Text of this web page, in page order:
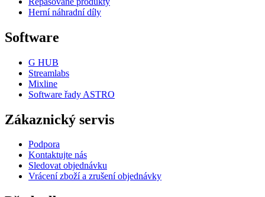
Herní náhradní díly
Software
G HUB
Streamlabs
Mixline
Software řady ASTRO
Zákaznický servis
Podpora
Kontaktujte nás
Sledovat objednávku
Vrácení zboží a zrušení objednávky